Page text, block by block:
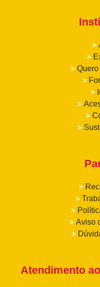
>
>
> Quero
>
>
>
>
>
>
>
>
> Aviso
>
Atendimento